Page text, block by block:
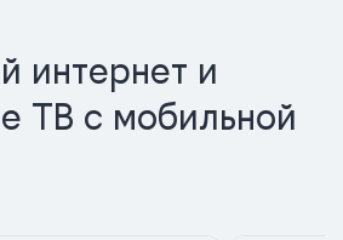
интернет и
ТВ с мобильной